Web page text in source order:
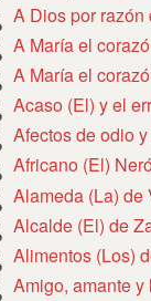
A Dios por razón
A María el
A María el
Acaso (El) y el
Afectos de odio
Africano (El)
Alameda (La) de
Alcalde (El) de
Alimentos (Los)
Amigo, amante y